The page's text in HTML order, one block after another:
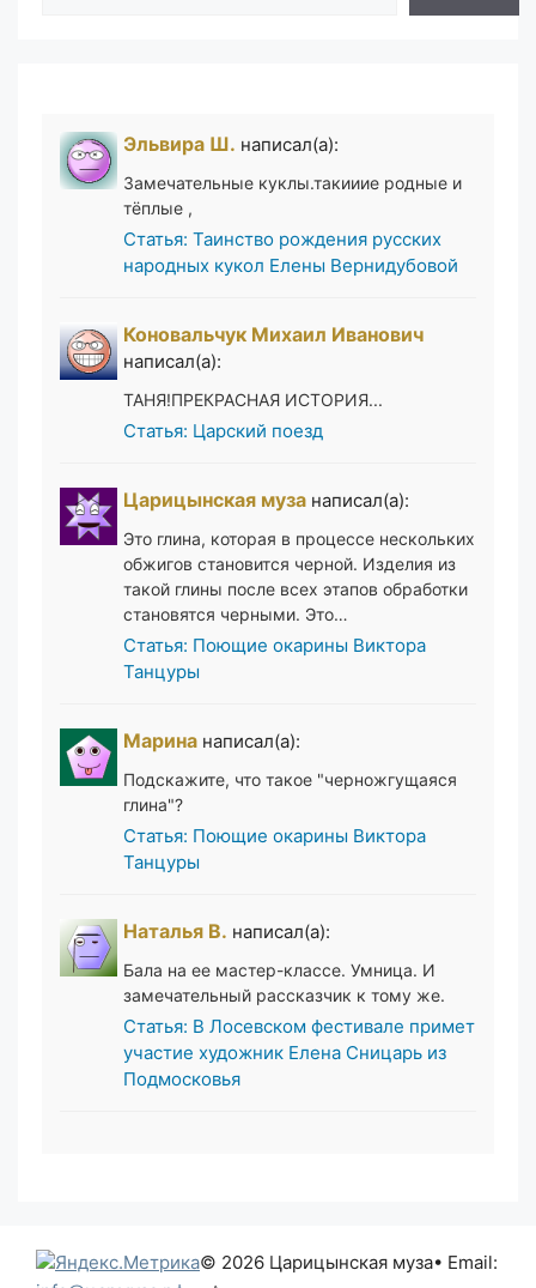
Эльвира Ш. написал(а):
Замечательные куклы.такииие родные и
тёплые ,
Статья: Таинство рождения русских
народных кукол Елены Вернидубовой
Коновальчук Михаил Иванович
написал(а):
ТАНЯ!ПРЕКРАСНАЯ ИСТОРИЯ...
Статья: Царский поезд
Царицынская муза написал(а):
Это глина, которая в процессе нескольких
обжигов становится черной. Изделия из
такой глины после всех этапов обработки
становятся черными. Это…
Статья: Поющие окарины Виктора
Танцуры
Марина написал(а):
Подскажите, что такое "черножгущаяся
глина"?
Статья: Поющие окарины Виктора
Танцуры
Наталья В. написал(а):
Бала на ее мастер-классе. Умница. И
замечательный рассказчик к тому же.
Статья: В Лосевском фестивале примет
участие художник Елена Сницарь из
Подмосковья
© 2026 Царицынская муза• Email: